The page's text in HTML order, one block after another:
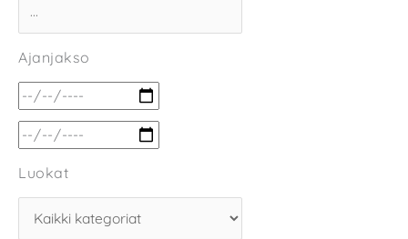
Ajanjakso
Luokat